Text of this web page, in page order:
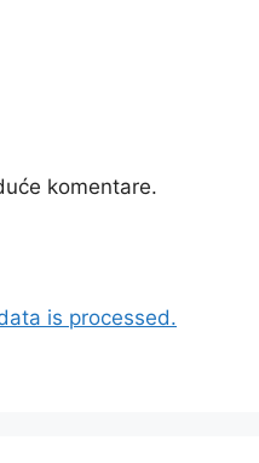
komentare.
is processed.